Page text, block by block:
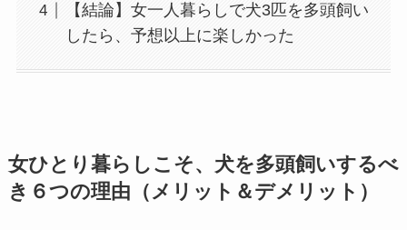
【結論】女一人暮らしで犬3匹を多頭飼い
したら、予想以上に楽しかった
女ひとり暮らしこそ、犬を多頭飼いするべ
き６つの理由（メリット＆デメリット）